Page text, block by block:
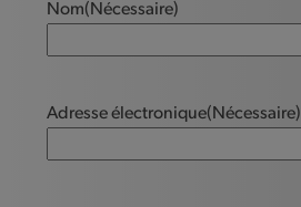
Nom(Nécessaire)
Adresse électronique(Nécessaire)